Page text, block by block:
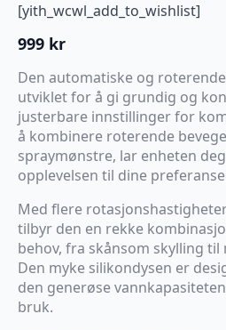
[yith_wcwl_add_to_wishlist]
999 kr
Den automatiske og
utviklet for å gi grundig og
justerbare innstillinger for
å kombinere roterende
spraymønstre, lar enheten
opplevelsen til dine
Med flere
tilbyr den en rekke
behov, fra skånsom skylling
Den myke silikondysen er
den generøse
bruk.